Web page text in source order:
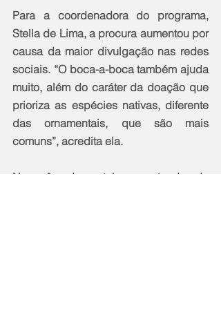
Para a coordenadora do programa,
Stella de Lima, a procura aumentou por
causa da maior divulgação nas redes
sociais. “O boca-a-boca também ajuda
muito, além do caráter da doação que
prioriza as espécies nativas, diferente
das ornamentais, que são mais
comuns”, acredita ela.
No mês de outubro, a tenda do